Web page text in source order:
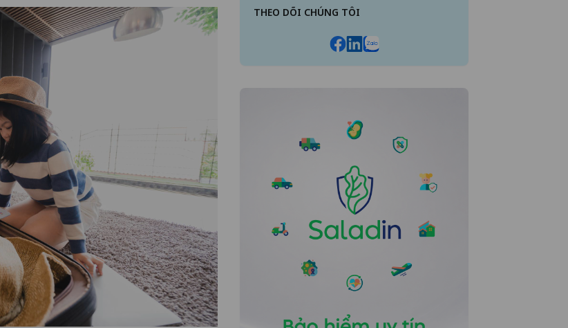
THEO DÕI CHÚNG TÔI